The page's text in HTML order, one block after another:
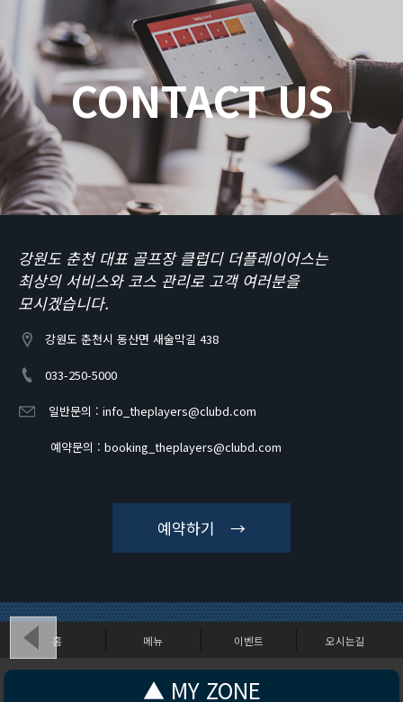
CONTACT US
강원도 춘천 대표 골프장 클럽디 더플레이어스는
최상의 서비스와 코스 관리로 고객 여러분을
모시겠습니다.
강원도 춘천시 동산면 새술막길 438
033-250-5000
일반문의 : info_theplayers@clubd.com
예약문의 : booking_theplayers@clubd.com
예약하기 →
▲ MY ZONE
홈 메뉴 이벤트 오시는길
강원도 춘천시 동산면 새술막길 438
Copyright (c) CLUBD - THEPLAYERS. All Rights Reserved.